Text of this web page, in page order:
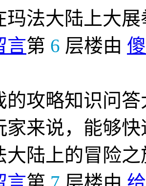
玛法大陆上大展
言第 6 层楼由
的攻略知识问
家来说，能够
大陆上的冒险